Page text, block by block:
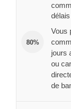
80%
Vous
jours
ou
de